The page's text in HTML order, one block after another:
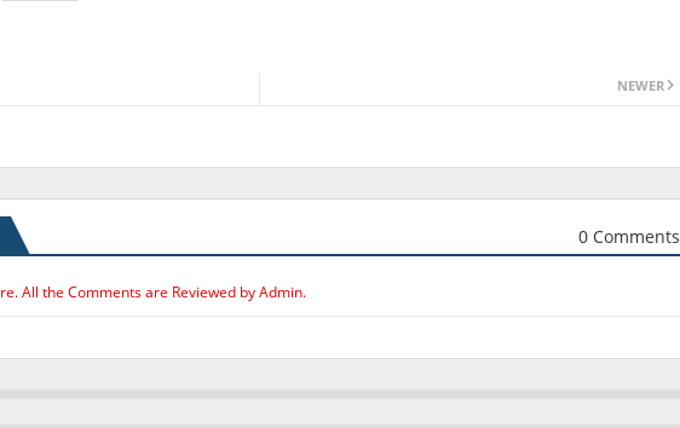
NEWER
0 Comments
All the Comments are Reviewed by Admin.